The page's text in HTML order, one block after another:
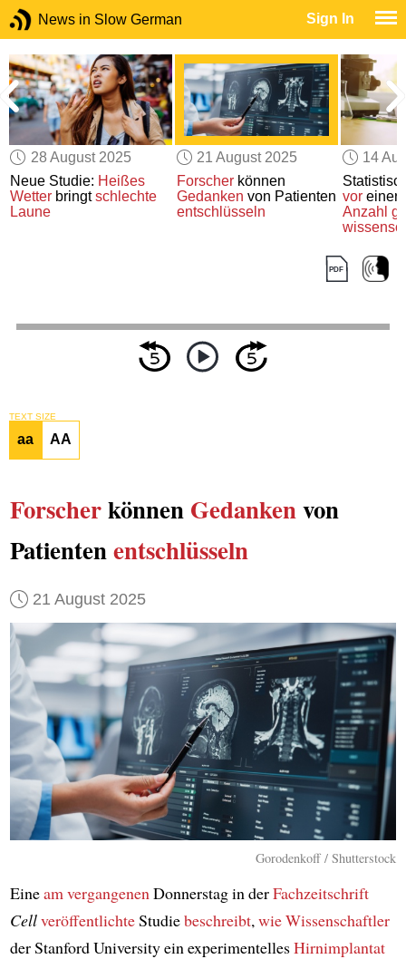
News in Slow German Sign In
28 August 2025
Neue Studie: Heißes
Wetter bringtschlechte
Laune
21 August 2025
Forscherkönnen
Gedanken von Patienten
entschlüsseln
14
voreiner
Anzahl
TEXT SIZE
aa AA
Forscherkönnen Gedankenvon
Patientenentschlüsseln
21 August 2025
Gorodenkoff / Shutterstock
Eineam vergangenen Donnerstag in derFachzeitschrift
CellveröffentlichteStudiebeschreibt, wie Wissenschaftler
der Stanford University ein experimentellesHirnimplantat